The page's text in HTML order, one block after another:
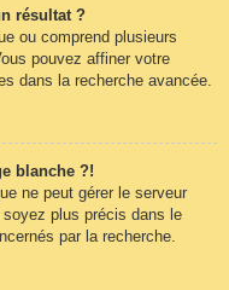
résultat ?
ou comprend plusieurs
pouvez affiner votre
dans la recherche avancée.
blanche ?!
ne peut gérer le serveur
plus précis dans le
par la recherche.